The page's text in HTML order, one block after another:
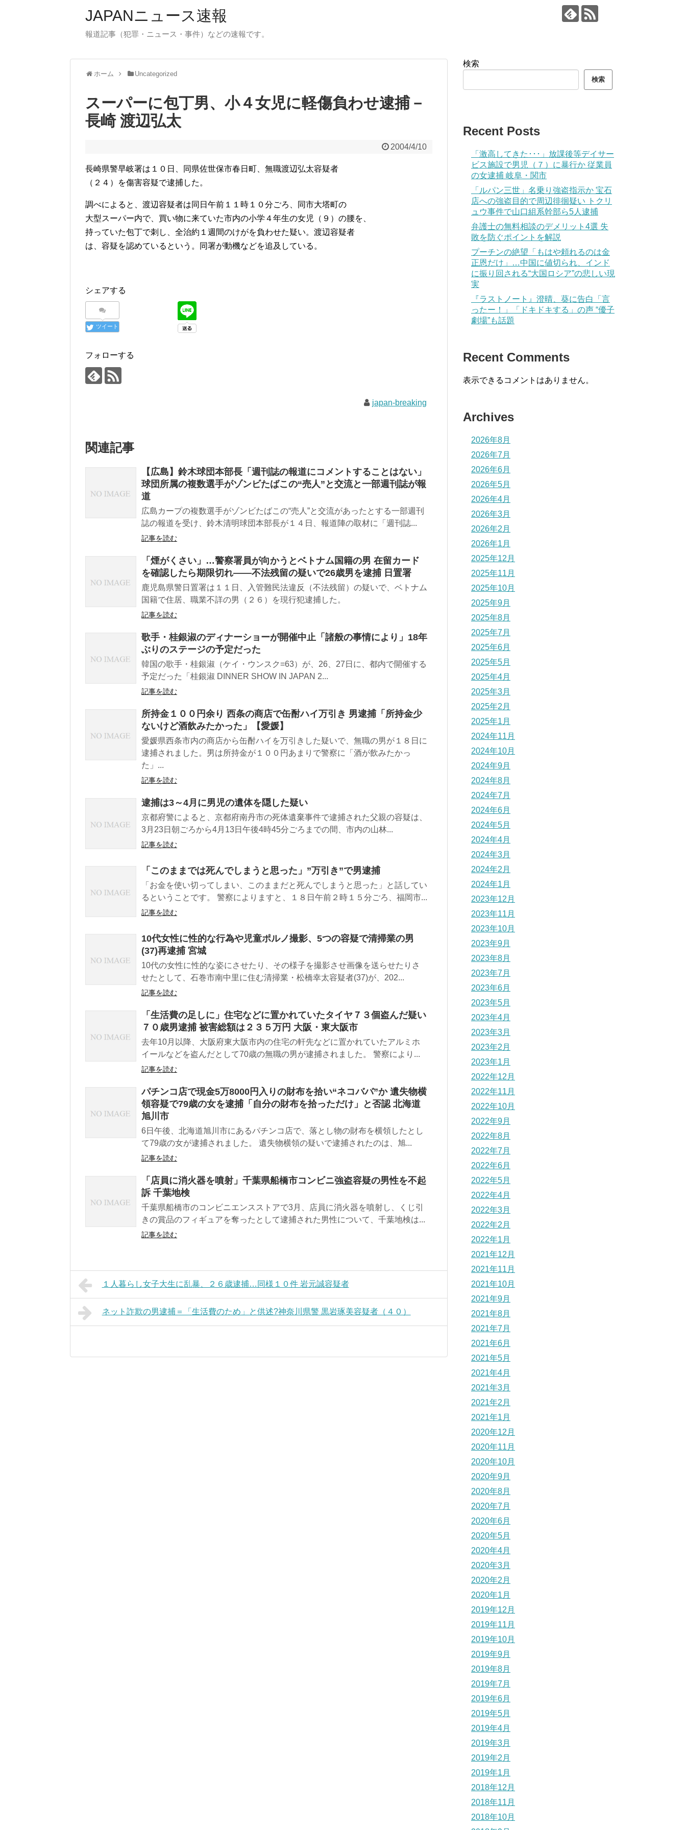
JAPANニュース速報
報道記事（犯罪・ニュース・事件）などの速報です。
ホーム Uncategorized
スーパーに包丁男、小４女児に軽傷負わせ逮捕－
長崎 渡辺弘太
2004/4/10
長崎県警早岐署は１０日、同県佐世保市春日町、無職渡辺弘太容疑者
（２４）を傷害容疑で逮捕した。
調べによると、渡辺容疑者は同日午前１１時１０分ごろ、同市大塔町の
大型スーパー内で、買い物に来ていた市内の小学４年生の女児（９）の腰を、
持っていた包丁で刺し、全治約１週間のけがを負わせた疑い。渡辺容疑者
は、容疑を認めているという。同署が動機などを追及している。
シェアする
ツイート
フォローする
japan-breaking
関連記事
【広島】鈴木球団本部長「週刊誌の報道にコメントすることはない」
球団所属の複数選手がゾンビたばこの“売人”と交流と一部週刊誌が報
道
広島カープの複数選手がゾンビたばこの“売人”と交流があったとする一部週刊
誌の報道を受け、鈴木清明球団本部長が１４日、報道陣の取材に「週刊誌...
記事を読む
「煙がくさい」…警察署員が向かうとベトナム国籍の男 在留カード
を確認したら期限切れ――不法残留の疑いで26歳男を逮捕 日置署
鹿児島県警日置署は１１日、入管難民法違反（不法残留）の疑いで、ベトナム
国籍で住居、職業不詳の男（２６）を現行犯逮捕した。
記事を読む
歌手・桂銀淑のディナーショーが開催中止「諸般の事情により」18年
ぶりのステージの予定だった
韓国の歌手・桂銀淑（ケイ・ウンスク=63）が、26、27日に、都内で開催する
予定だった「桂銀淑 DINNER SHOW IN JAPAN 2...
記事を読む
所持金１００円余り 西条の商店で缶酎ハイ万引き 男逮捕「所持金少
ないけど酒飲みたかった」【愛媛】
愛媛県西条市内の商店から缶酎ハイを万引きした疑いで、無職の男が１８日に
逮捕されました。男は所持金が１００円あまりで警察に「酒が飲みたかっ
た」...
記事を読む
逮捕は3～4月に男児の遺体を隠した疑い
京都府警によると、京都府南丹市の死体遺棄事件で逮捕された父親の容疑は、
3月23日朝ごろから4月13日午後4時45分ごろまでの間、市内の山林...
記事を読む
「このままでは死んでしまうと思った」”万引き”で男逮捕
「お金を使い切ってしまい、このままだと死んでしまうと思った」と話してい
るということです。 警察によりますと、１８日午前２時１５分ごろ、福岡市...
記事を読む
10代女性に性的な行為や児童ポルノ撮影、5つの容疑で清掃業の男
(37)再逮捕 宮城
10代の女性に性的な姿にさせたり、その様子を撮影させ画像を送らせたりさ
せたとして、石巻市南中里に住む清掃業・松橋幸太容疑者(37)が、202...
記事を読む
「生活費の足しに」住宅などに置かれていたタイヤ７３個盗んだ疑い
７０歳男逮捕 被害総額は２３５万円 大阪・東大阪市
去年10月以降、大阪府東大阪市内の住宅の軒先などに置かれていたアルミホ
イールなどを盗んだとして70歳の無職の男が逮捕されました。 警察により...
記事を読む
パチンコ店で現金5万8000円入りの財布を拾い“ネコババ”か 遺失物横
領容疑で79歳の女を逮捕「自分の財布を拾っただけ」と否認 北海道
旭川市
6日午後、北海道旭川市にあるパチンコ店で、落とし物の財布を横領したとし
て79歳の女が逮捕されました。 遺失物横領の疑いで逮捕されたのは、旭...
記事を読む
「店員に消火器を噴射」千葉県船橋市コンビニ強盗容疑の男性を不起
訴 千葉地検
千葉県船橋市のコンビニエンスストアで3月、店員に消火器を噴射し、くじ引
きの賞品のフィギュアを奪ったとして逮捕された男性について、千葉地検は...
記事を読む
１人暮らし女子大生に乱暴、２６歳逮捕…同様１０件 岩元誠容疑者
ネット詐欺の男逮捕＝「生活費のため」と供述?神奈川県警 黒岩琢美容疑者（４０）
検索
検索
Recent Posts
「激高してきた･･･」放課後等デイサー
ビス施設で男児（７）に暴行か 従業員
の女逮捕 岐阜・関市
「ルパン三世」名乗り強盗指示か 宝石
店への強盗目的で周辺徘徊疑い トクリ
ュウ事件で山口組系幹部ら5人逮捕
弁護士の無料相談のデメリット4選 失
敗を防ぐポイントを解説
プーチンの絶望「もはや頼れるのは金
正恩だけ」…中国に値切られ、インド
に振り回される“大国ロシア”の悲しい現
実
『ラストノート』澄晴、葵に告白「言
ったー！」「ドキドキする」の声 “優子
劇場”も話題
Recent Comments
表示できるコメントはありません。
Archives
2026年8月
2026年7月
2026年6月
2026年5月
2026年4月
2026年3月
2026年2月
2026年1月
2025年12月
2025年11月
2025年10月
2025年9月
2025年8月
2025年7月
2025年6月
2025年5月
2025年4月
2025年3月
2025年2月
2025年1月
2024年11月
2024年10月
2024年9月
2024年8月
2024年7月
2024年6月
2024年5月
2024年4月
2024年3月
2024年2月
2024年1月
2023年12月
2023年11月
2023年10月
2023年9月
2023年8月
2023年7月
2023年6月
2023年5月
2023年4月
2023年3月
2023年2月
2023年1月
2022年12月
2022年11月
2022年10月
2022年9月
2022年8月
2022年7月
2022年6月
2022年5月
2022年4月
2022年3月
2022年2月
2022年1月
2021年12月
2021年11月
2021年10月
2021年9月
2021年8月
2021年7月
2021年6月
2021年5月
2021年4月
2021年3月
2021年2月
2021年1月
2020年12月
2020年11月
2020年10月
2020年9月
2020年8月
2020年7月
2020年6月
2020年5月
2020年4月
2020年3月
2020年2月
2020年1月
2019年12月
2019年11月
2019年10月
2019年9月
2019年8月
2019年7月
2019年6月
2019年5月
2019年4月
2019年3月
2019年2月
2019年1月
2018年12月
2018年11月
2018年10月